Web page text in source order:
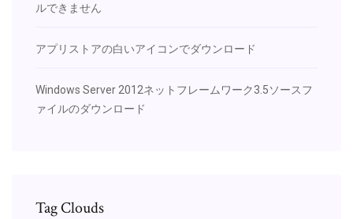
ルできません
アプリストアの白いアイコンでダウンロード
Windows Server 2012ネットフレームワーク3.5ソースフ
ァイルのダウンロード
Tag Clouds